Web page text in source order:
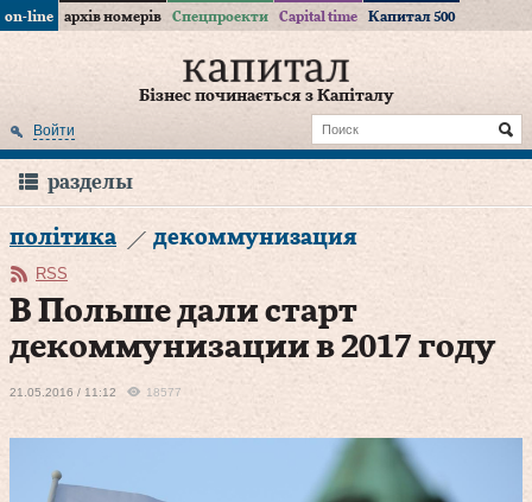
on-line архів номерів Спецпроекти Capital time Капитал 500
Бізнес починається з Капіталу
Войти
разделы
політика декоммунизация
RSS
В Польше дали старт
декоммунизации в 2017 году
21.05.2016 / 11:12 18577